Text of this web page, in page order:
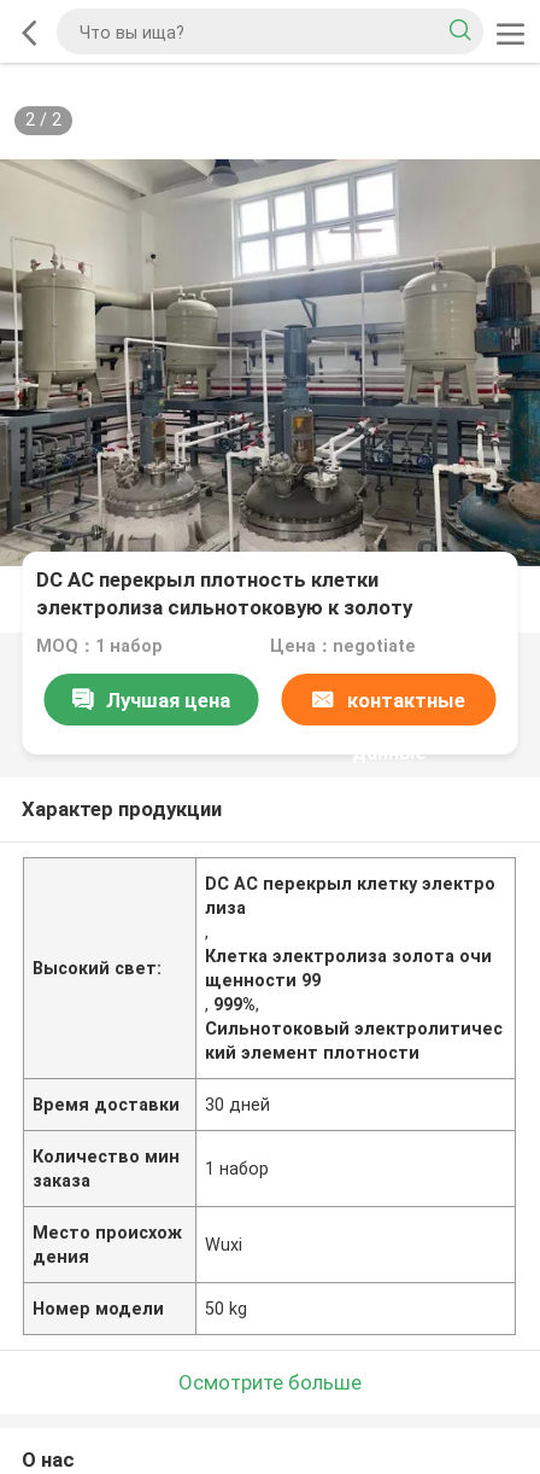
2/ 2
DC AC перекрыл плотность клетки
электролиза сильнотоковую к золоту
очищенности 99,999%
MOQ：1 набор Цена：negotiate
Лучшая цена контактные
данные
Характер продукции
Высокий свет:
DC AC перекрыл клетку электро
лиза
,
Клетка электролиза золота очи
щенности 99
, 999%,
Сильнотоковый электролитичес
кий элемент плотности
Время доставки 30 дней
Количество мин
заказа
1 набор
Место происхож
дения
Wuxi
Номер модели 50 kg
Осмотрите больше
О нас